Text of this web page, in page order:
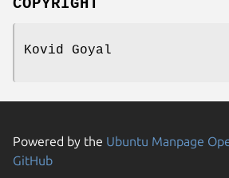
COPYRIGHT
Kovid Goyal
Powered by the Ubuntu Manpage
GitHub